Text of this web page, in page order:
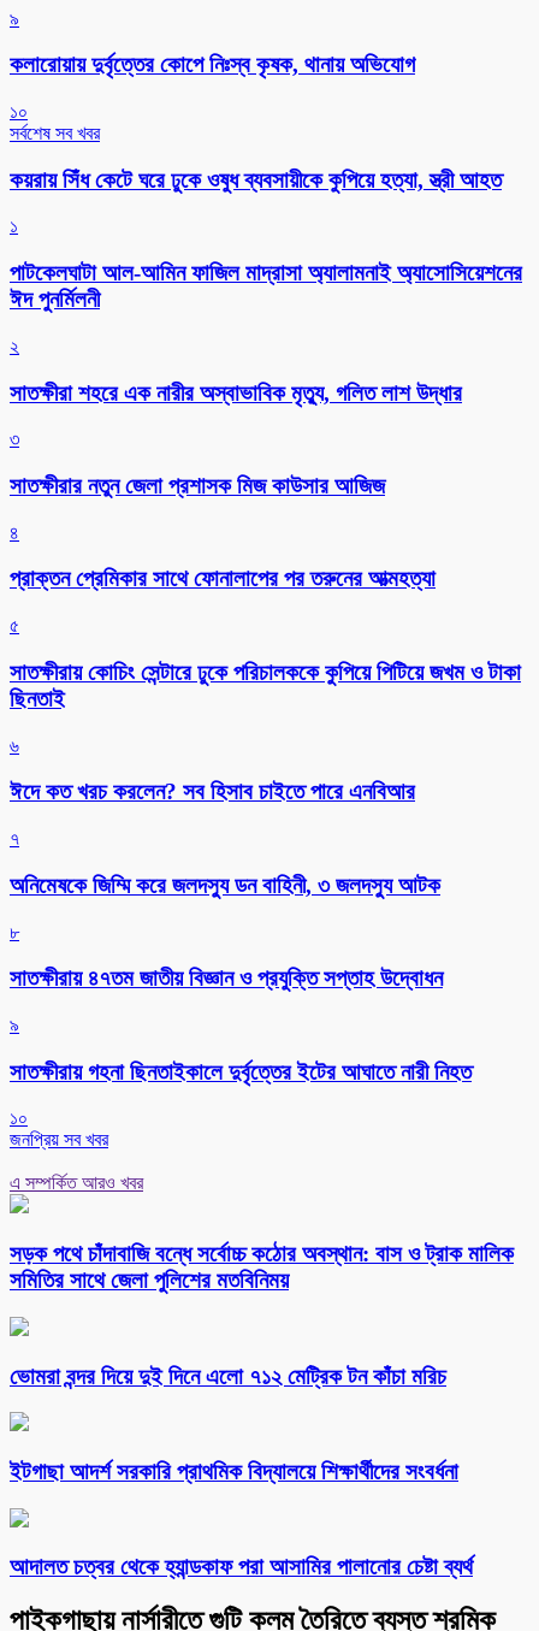
৯
কলারোয়ায় দুর্বৃত্তের কোপে নিঃস্ব কৃষক, থানায় অভিযোগ
১০
সর্বশেষ সব খবর
কয়রায় সিঁধ কেটে ঘরে ঢুকে ওষুধ ব্যবসায়ীকে কুপিয়ে হত্যা, স্ত্রী আহত
১
পাটকেলঘাটা আল-আমিন ফাজিল মাদ্রাসা অ্যালামনাই অ্যাসোসিয়েশনের
ঈদ পুনর্মিলনী
২
সাতক্ষীরা শহরে এক নারীর অস্বাভাবিক মৃত্যু, গলিত লাশ উদ্ধার
৩
সাতক্ষীরার নতুন জেলা প্রশাসক মিজ কাউসার আজিজ
৪
প্রাক্তন প্রেমিকার সাথে ফোনালাপের পর তরুনের আত্মহত্যা
৫
সাতক্ষীরায় কোচিং সেন্টারে ঢুকে পরিচালককে কুপিয়ে পিটিয়ে জখম ও টাকা
ছিনতাই
৬
ঈদে কত খরচ করলেন? সব হিসাব চাইতে পারে এনবিআর
৭
অনিমেষকে জিম্মি করে জলদস্যু ডন বাহিনী, ৩ জলদস্যু আটক
৮
সাতক্ষীরায় ৪৭তম জাতীয় বিজ্ঞান ও প্রযুক্তি সপ্তাহ উদ্বোধন
৯
সাতক্ষীরায় গহনা ছিনতাইকালে দুর্বৃত্তের ইটের আঘাতে নারী নিহত
১০
জনপ্রিয় সব খবর
এ সম্পর্কিত আরও খবর
সড়ক পথে চাঁদাবাজি বন্ধে সর্বোচ্চ কঠোর অবস্থান: বাস ও ট্রাক মালিক
সমিতির সাথে জেলা পুলিশের মতবিনিময়
ভোমরা বন্দর দিয়ে দুই দিনে এলো ৭১২ মেট্রিক টন কাঁচা মরিচ
ইটগাছা আদর্শ সরকারি প্রাথমিক বিদ্যালয়ে শিক্ষার্থীদের সংবর্ধনা
আদালত চত্বর থেকে হ্যান্ডকাফ পরা আসামির পালানোর চেষ্টা ব্যর্থ
পাইকগাছায় নার্সারীতে গুটি কলম তৈরিতে ব্যস্ত শ্রমিক